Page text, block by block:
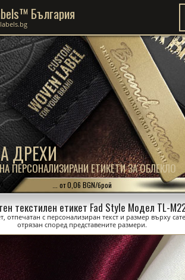
ДРЕХИ
ПЕРСОНАЛИЗИРАНИ ЕТИКЕТИ ЗА ОБЛЕКЛО
България
... от 0,06 BGN/брой
текстилен етикет Fad Style Модел TL-
отпечатан с персонализиран текст и размер върху
отрязан според представените размери.